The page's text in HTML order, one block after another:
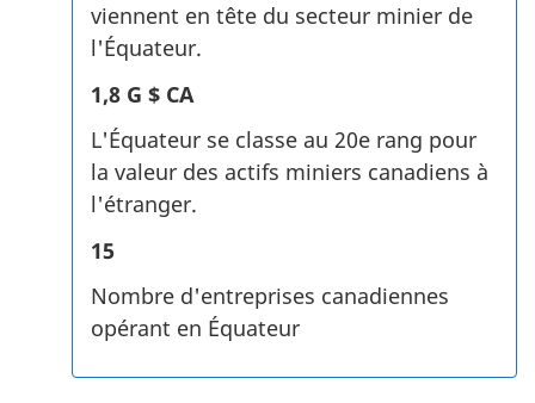
viennent en tête du secteur minier de
l'Équateur.
1,8 G $ CA
L'Équateur se classe au 20e rang pour
la valeur des actifs miniers canadiens à
l'étranger.
15
Nombre d'entreprises canadiennes
opérant en Équateur